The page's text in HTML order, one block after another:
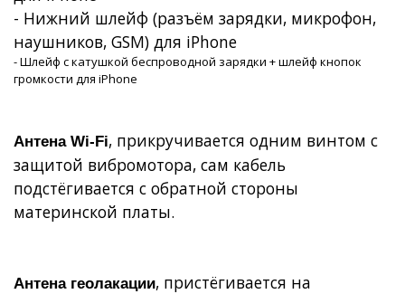
- Нижний шлейф (разъём зарядки, микрофон,
наушников, GSM) для iPhone
- Шлейф с катушкой беспроводной зарядки + шлейф кнопок
громкости для iPhone
Антена Wi-Fi, прикручивается одним винтом с
защитой вибромотора, сам кабель
подстёгивается с обратной стороны
материнской платы.
Антена геолакации, пристёгивается на